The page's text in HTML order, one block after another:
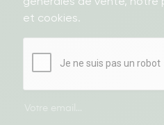
et cookies.